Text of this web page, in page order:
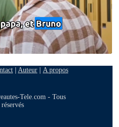
| Auteur| A propos
Tele.com - Tous